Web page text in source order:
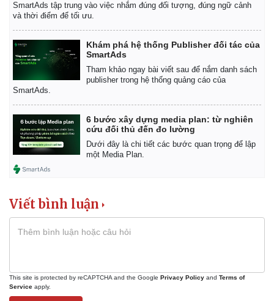
SmartAds tập trung vào việc nhắm đúng đối tượng, đúng ngữ cảnh
và thời điểm để tối ưu.
Khám phá hệ thống Publisher đối tác của
SmartAds
Tham khảo ngay bài viết sau để nắm danh sách
publisher trong hệ thống quảng cáo của
SmartAds.
6 bước xây dựng media plan: từ nghiên
cứu đối thủ đến đo lường
Dưới đây là chi tiết các bước quan trọng để lập
một Media Plan.
Viết bình luận
This site is protected by reCAPTCHA and the Google Privacy Policy and Terms of
Service apply.